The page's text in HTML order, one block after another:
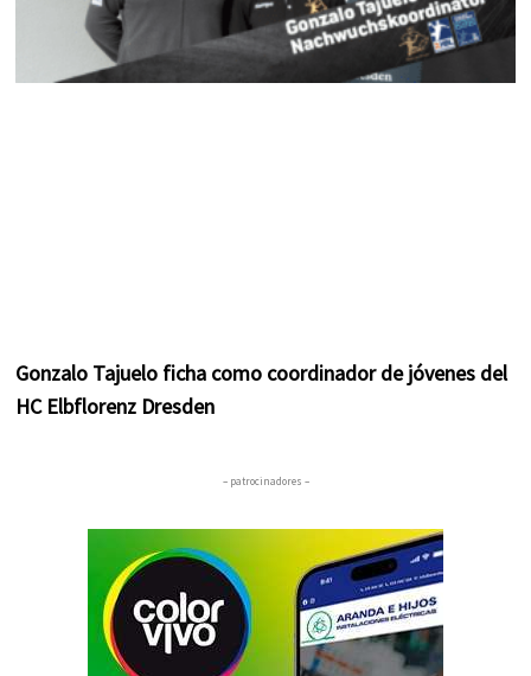
Gonzalo Tajuelo ficha como coordinador de jóvenes del
HC Elbflorenz Dresden
– patrocinadores –